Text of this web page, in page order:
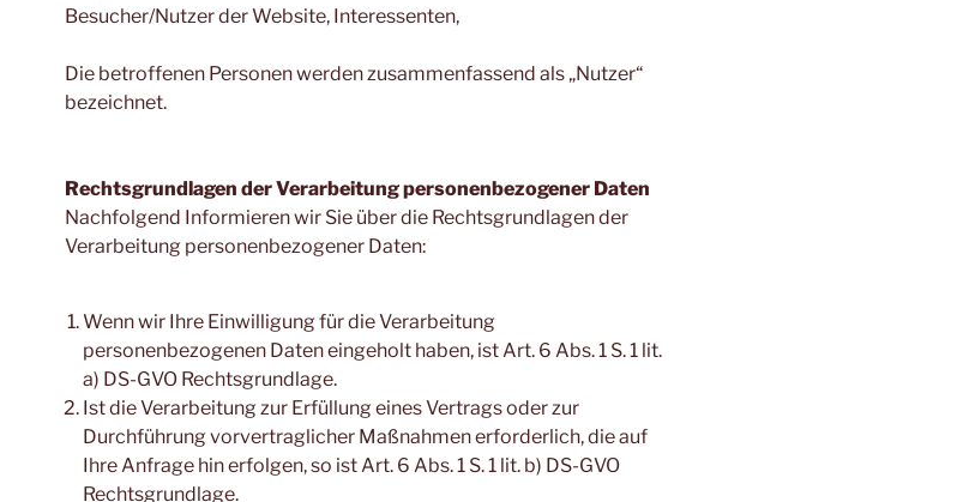
Besucher/Nutzer der Website, Interessenten,
Die betroffenen Personen werden zusammenfassend als „Nutzer“
bezeichnet.
Rechtsgrundlagen der Verarbeitung personenbezogener Daten
Nachfolgend Informieren wir Sie über die Rechtsgrundlagen der
Verarbeitung personenbezogener Daten:
Wenn wir Ihre Einwilligung für die Verarbeitung
personenbezogenen Daten eingeholt haben, ist Art. 6 Abs. 1 S. 1 lit.
a) DS-GVO Rechtsgrundlage.
Ist die Verarbeitung zur Erfüllung eines Vertrags oder zur
Durchführung vorvertraglicher Maßnahmen erforderlich, die auf
Ihre Anfrage hin erfolgen, so ist Art. 6 Abs. 1 S. 1 lit. b) DS-GVO
Rechtsgrundlage.